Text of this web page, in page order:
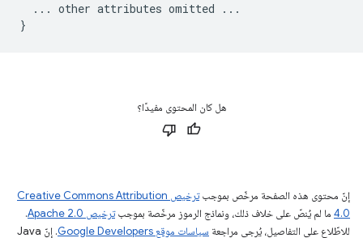
... other attributes omitted
...
}
هل كان المحتوى مفيدًا؟
إنّ محتوى هذه الصفحة مرخّص بموجب
ترخيص Creative Commons Attribution
4.0‏ ما لم يُنصّ على خلاف ذلك، ونماذج الرموز مرخّصة بموجبترخيص Apache 2.0‏
.
للاطّلاع على التفاصيل، يُرجى مراجعة سياسات موقع Google Developers‏
. إنّ Java